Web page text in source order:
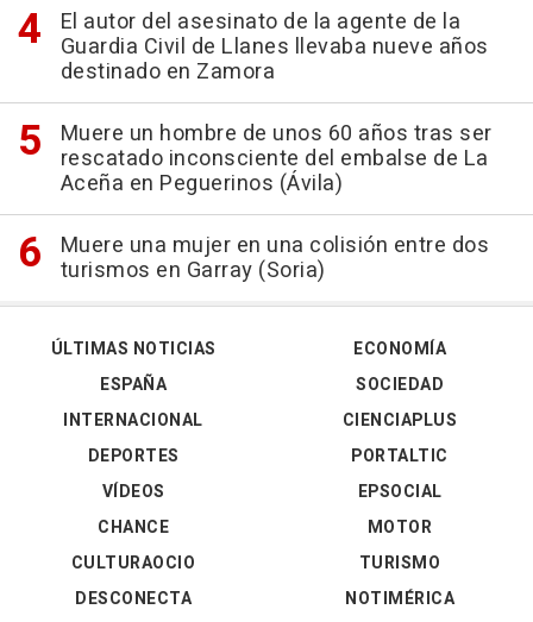
El autor del asesinato de la agente de la
Guardia Civil de Llanes llevaba nueve años
destinado en Zamora
Muere un hombre de unos 60 años tras ser
rescatado inconsciente del embalse de La
Aceña en Peguerinos (Ávila)
Muere una mujer en una colisión entre dos
turismos en Garray (Soria)
ÚLTIMAS NOTICIAS
ESPAÑA
INTERNACIONAL
DEPORTES
VÍDEOS
ECONOMÍA
SOCIEDAD
CIENCIAPLUS
PORTALTIC
EPSOCIAL
CHANCE
CULTURAOCIO
DESCONECTA
MOTOR
TURISMO
NOTIMÉRICA